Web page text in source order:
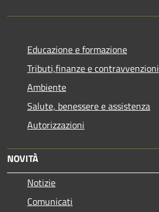
Educazione e formazione
Tributi,finanze e contravvenzioni
Ambiente
Salute, benessere e assistenza
Autorizzazioni
NOVITÀ
Notizie
Comunicati